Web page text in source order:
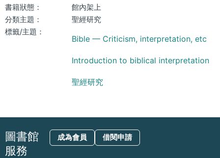
書籍狀態：
館內架上
分類主題：
聖經研究
標籤/主題：
Bible — Criticism, interpretation, etc
Introduction to biblical interpretation
聖經研究
圖書館
服務
成為會員 借閱申請